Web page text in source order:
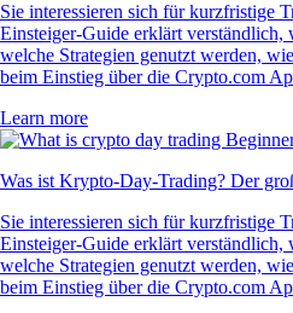
Sie interessieren sich für kurzfristige
Einsteiger-Guide erklärt
welche Strategien genutzt werden,
beim Einstieg über die Crypto.com
Learn more
Was ist Krypto-Day-Trading? Der
Sie interessieren sich für kurzfristige
Einsteiger-Guide erklärt
welche Strategien genutzt werden,
beim Einstieg über die Crypto.com